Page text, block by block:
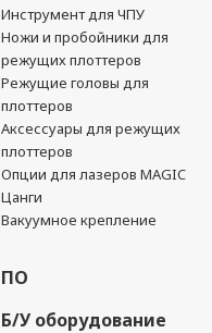
Инструмент для ЧПУ
Ножи и пробойники для
режущих плоттеров
Режущие головы для
плоттеров
Аксессуары для режущих
плоттеров
Опции для лазеров MAGIC
Цанги
Вакуумное крепление
ПО
Б/У оборудование